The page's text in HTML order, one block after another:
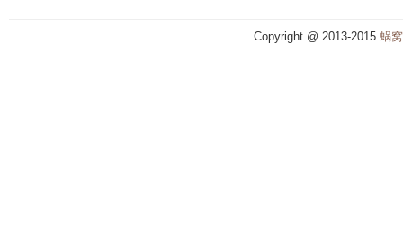
Copyright @ 2013-2015 蜗